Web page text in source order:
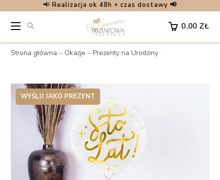
content
📢 Realizacja ok 48h + czas dostawy 📢
0,00 ZŁ
Strona główna – Okazje – Prezenty na Urodziny
WYŚLIJ JAKO PREZENT